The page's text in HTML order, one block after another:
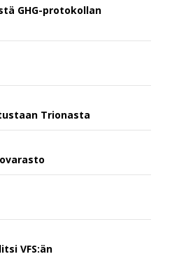
GHG-protokollan
Trionasta
VFS:än